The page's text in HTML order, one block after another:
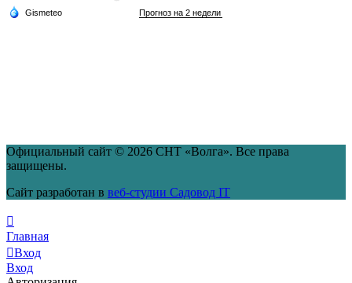
Официальный сайт © 2026 СНТ «Волга». Все права
защищены.
Сайт разработан в веб-студии Садовод IT
Главная
Вход
Вход